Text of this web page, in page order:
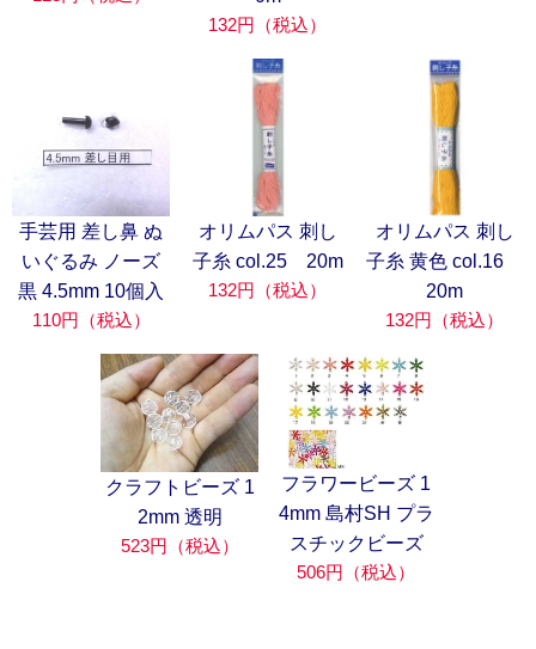
132円（税込）
手芸用 差し鼻 ぬ
いぐるみ ノーズ
黒 4.5mm 10個入
110円（税込）
オリムパス 刺し
子糸 col.25 20m
132円（税込）
オリムパス 刺し
子糸 黄色 col.16
20m
132円（税込）
クラフトビーズ 1
2mm 透明
523円（税込）
フラワービーズ 1
4mm 島村SH プラ
スチックビーズ
506円（税込）